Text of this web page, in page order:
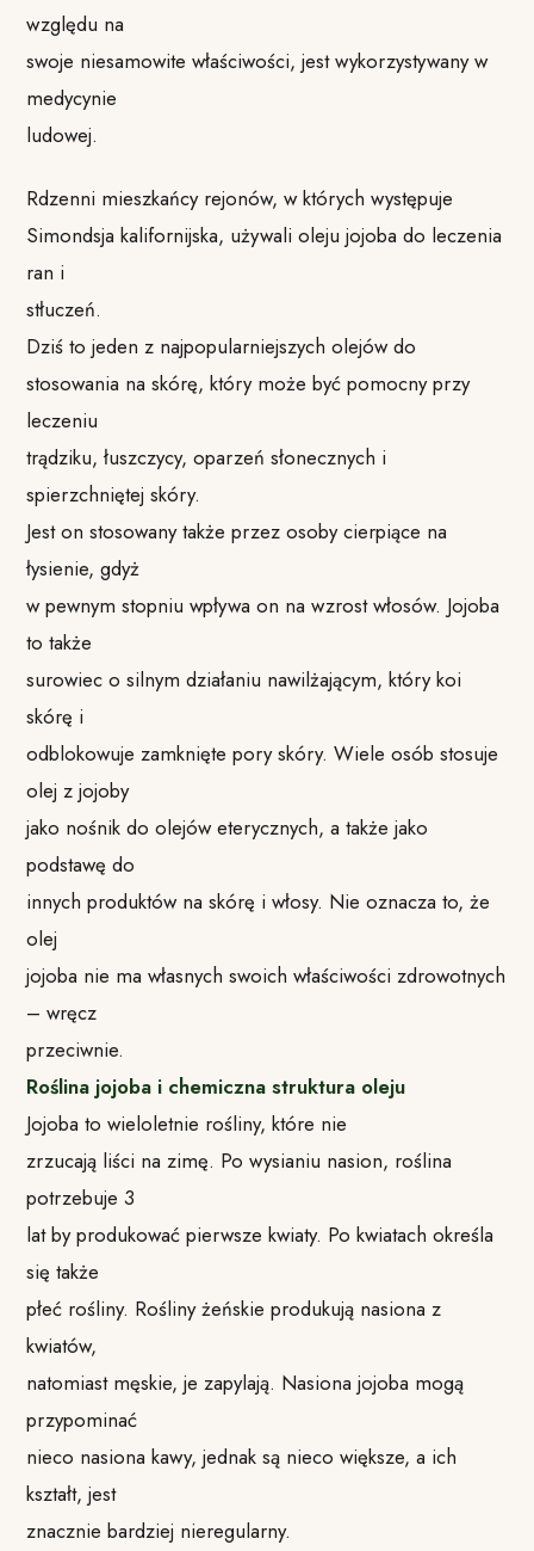
względu na
swoje niesamowite właściwości, jest wykorzystywany w
medycynie
ludowej.
Rdzenni mieszkańcy rejonów, w których występuje
Simondsja kalifornijska, używali oleju jojoba do leczenia
ran i
stłuczeń.
Dziś to jeden z najpopularniejszych olejów do
stosowania na skórę, który może być pomocny przy
leczeniu
trądziku, łuszczycy, oparzeń słonecznych i
spierzchniętej skóry.
Jest on stosowany także przez osoby cierpiące na
łysienie, gdyż
w pewnym stopniu wpływa on na wzrost włosów. Jojoba
to także
surowiec o silnym działaniu nawilżającym, który koi
skórę i
odblokowuje zamknięte pory skóry. Wiele osób stosuje
olej z jojoby
jako nośnik do olejów eterycznych, a także jako
podstawę do
innych produktów na skórę i włosy. Nie oznacza to, że
olej
jojoba nie ma własnych swoich właściwości zdrowotnych
– wręcz
przeciwnie.
Roślina jojoba i chemiczna struktura oleju
Jojoba to wieloletnie rośliny, które nie
zrzucają liści na zimę. Po wysianiu nasion, roślina
potrzebuje 3
lat by produkować pierwsze kwiaty. Po kwiatach określa
się także
płeć rośliny. Rośliny żeńskie produkują nasiona z
kwiatów,
natomiast męskie, je zapylają. Nasiona jojoba mogą
przypominać
nieco nasiona kawy, jednak są nieco większe, a ich
kształt, jest
znacznie bardziej nieregularny.